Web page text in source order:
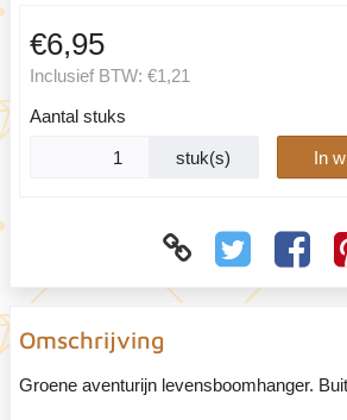
€6,95
Inclusief BTW: €1,21
Aantal stuks
stuk(s) In
Omschrijving
Groene aventurijn levensboomhanger.